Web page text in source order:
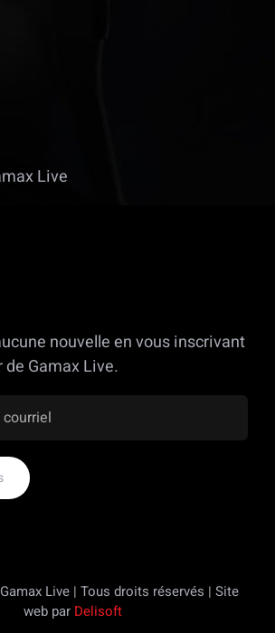
Live
nouvelle en vous inscrivant
Gamax Live.
Live | Tous droits réservés | Site
web par Delisoft